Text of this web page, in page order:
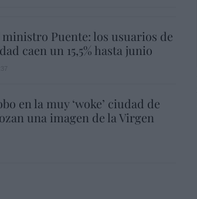
ministro Puente: los usuarios de
caen un 15,5% hasta junio
en la muy ‘woke’ ciudad de
una imagen de la Virgen